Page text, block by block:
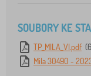
SOUBORY KE
TP_MILA_VI.pdf
Mila 30490 -